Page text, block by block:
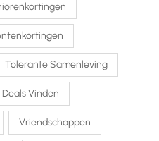
Tolerante Samenleving
Vinden
Vriendschappen